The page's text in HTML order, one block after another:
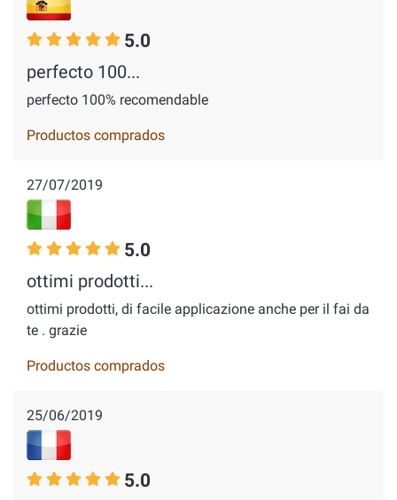
5.0
perfecto 100...
perfecto 100% recomendable
Productos comprados
27/07/2019
5.0
ottimi prodotti...
ottimi prodotti, di facile applicazione anche per il fai da
te . grazie
Productos comprados
25/06/2019
5.0